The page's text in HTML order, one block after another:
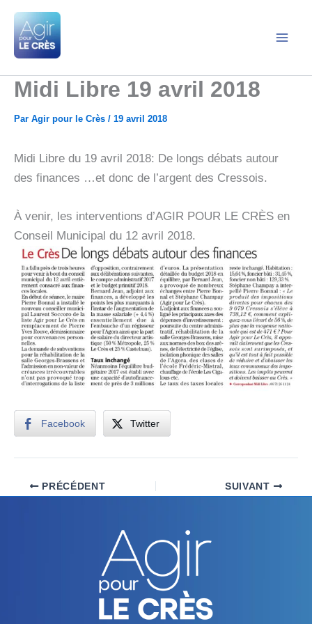
Aller
contenu
Midi Libre 19 avril 2018
Par Agir pour le Crès / 19 avril 2018
Midi Libre du 19 avril 2018: De longs débats autour
des finances …et donc de l’argent des Cressois.
À venir, les interventions d’AGIR POUR LE CRÈS en
Conseil Municipal du 12 avril 2018.
Facebook Twitter
PRÉCÉDENT SUIVANT